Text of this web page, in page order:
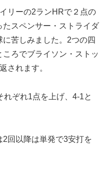
リーの2ランHRで２点の
スペンサー・ストライダ
苦しみました。2つの四
ろでブライソン・ストッ
されます。
ぞれ1点を上げ、4-1と
回以降は単発で3安打を